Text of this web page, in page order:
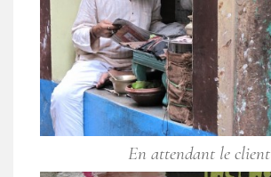
En attendant le client